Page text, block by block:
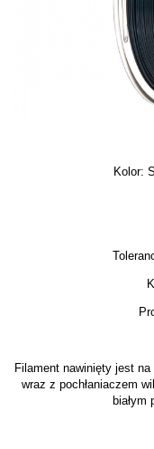
Kolor:
Filament nawinięty jest
wraz z pochłaniaczem
białym